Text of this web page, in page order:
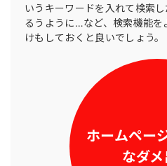
いうキーワードを入れて検索
るうように…など、検索機能を
けもしておくと良いでしょう。
ホームペー
なダメ